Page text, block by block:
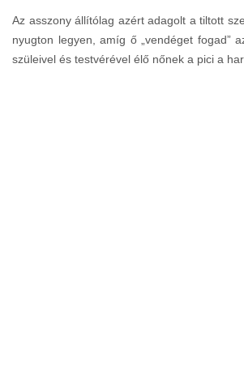
Az asszony állítólag azért adagolt a tiltott
nyugton legyen, amíg ő „vendéget fogad”
szüleivel és testvérével élő nőnek a pici a